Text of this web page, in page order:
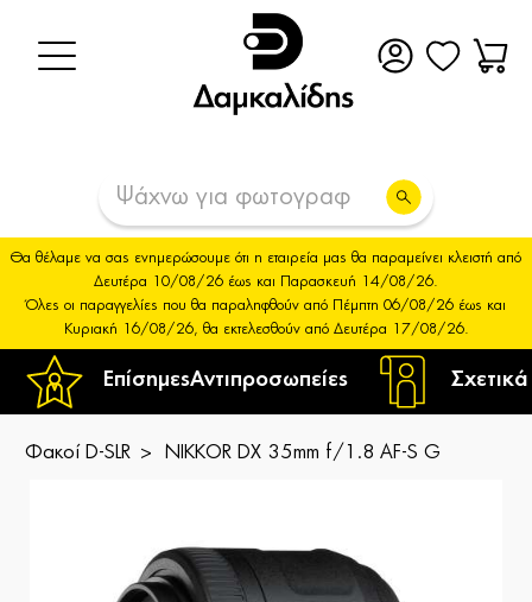
ΕπίσημεςΑντιπροσωπείες
Θα θέλαμε να σας ενημερώσουμε ότι η εταιρεία μας θα παραμείνει κλειστή από
Δευτέρα 10/08/26 έως και Παρασκευή 14/08/26.
Όλες οι παραγγελίες που θα παραληφθούν από Πέμπτη 06/08/26 έως και
Κυριακή 16/08/26, θα εκτελεσθούν από Δευτέρα 17/08/26.
Φακοί D-SLR NIKKOR DX 35mm f/1.8 AF-S G